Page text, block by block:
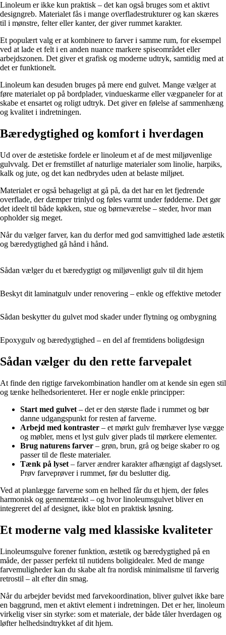
Linoleum er ikke kun praktisk – det kan også bruges som et aktivt
designgreb. Materialet fås i mange overfladestrukturer og kan skæres
til i mønstre, felter eller kanter, der giver rummet karakter.
Et populært valg er at kombinere to farver i samme rum, for eksempel
ved at lade et felt i en anden nuance markere spiseområdet eller
arbejdszonen. Det giver et grafisk og moderne udtryk, samtidig med at
det er funktionelt.
Linoleum kan desuden bruges på mere end gulvet. Mange vælger at
føre materialet op på bordplader, vindueskarme eller vægpaneler for at
skabe et ensartet og roligt udtryk. Det giver en følelse af sammenhæng
og kvalitet i indretningen.
Bæredygtighed og komfort i hverdagen
Ud over de æstetiske fordele er linoleum et af de mest miljøvenlige
gulvvalg. Det er fremstillet af naturlige materialer som linolie, harpiks,
kalk og jute, og det kan nedbrydes uden at belaste miljøet.
Materialet er også behageligt at gå på, da det har en let fjedrende
overflade, der dæmper trinlyd og føles varmt under fødderne. Det gør
det ideelt til både køkken, stue og børneværelse – steder, hvor man
opholder sig meget.
Når du vælger farver, kan du derfor med god samvittighed lade æstetik
og bæredygtighed gå hånd i hånd.
Sådan vælger du et bæredygtigt og miljøvenligt gulv til dit hjem
Beskyt dit laminatgulv under renovering – enkle og effektive metoder
Sådan beskytter du gulvet mod skader under flytning og ombygning
Epoxygulv og bæredygtighed – en del af fremtidens boligdesign
Sådan vælger du den rette farvepalet
At finde den rigtige farvekombination handler om at kende sin egen stil
og tænke helhedsorienteret. Her er nogle enkle principper:
Start med gulvet – det er den største flade i rummet og bør
danne udgangspunkt for resten af farverne.
Arbejd med kontraster – et mørkt gulv fremhæver lyse vægge
og møbler, mens et lyst gulv giver plads til mørkere elementer.
Brug naturens farver – grøn, brun, grå og beige skaber ro og
passer til de fleste materialer.
Tænk på lyset – farver ændrer karakter afhængigt af dagslyset.
Prøv farveprøver i rummet, før du beslutter dig.
Ved at planlægge farverne som en helhed får du et hjem, der føles
harmonisk og gennemtænkt – og hvor linoleumsgulvet bliver en
integreret del af designet, ikke blot en praktisk løsning.
Et moderne valg med klassiske kvaliteter
Linoleumsgulve forener funktion, æstetik og bæredygtighed på en
måde, der passer perfekt til nutidens boligidealer. Med de mange
farvemuligheder kan du skabe alt fra nordisk minimalisme til farverig
retrostil – alt efter din smag.
Når du arbejder bevidst med farvekoordination, bliver gulvet ikke bare
en baggrund, men et aktivt element i indretningen. Det er her, linoleum
virkelig viser sin styrke: som et materiale, der både tåler hverdagen og
løfter helhedsindtrykket af dit hjem.